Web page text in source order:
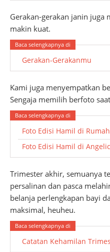
Gerakan-gerakan janin juga
makin kuat.
Gerakan-Gerakanmu
Kami juga menyempatkan
Sengaja memilih berfoto
Foto Edisi Hamil di Rumah
Foto Edisi Hamil di
Trimester akhir, semuanya
persalinan dan pasca
belanja perlengkapan bayi
maksimal, heuheu.
Catatan Kehamilan